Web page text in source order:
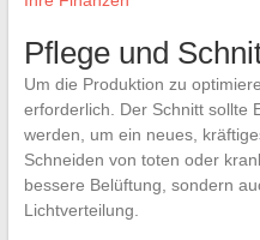
Pflege und
Um die Produktion zu
erforderlich. Der Schnitt sollte
werden, um ein neues,
Schneiden von toten oder
bessere Belüftung, sondern
Lichtverteilung.